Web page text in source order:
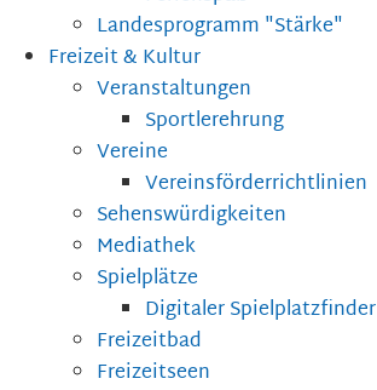
Landesprogramm "Stärke"
Freizeit & Kultur
Veranstaltungen
Sportlerehrung
Vereine
Vereinsförderrichtlinien
Sehenswürdigkeiten
Mediathek
Spielplätze
Digitaler Spielplatzfinder
Freizeitbad
Freizeitseen